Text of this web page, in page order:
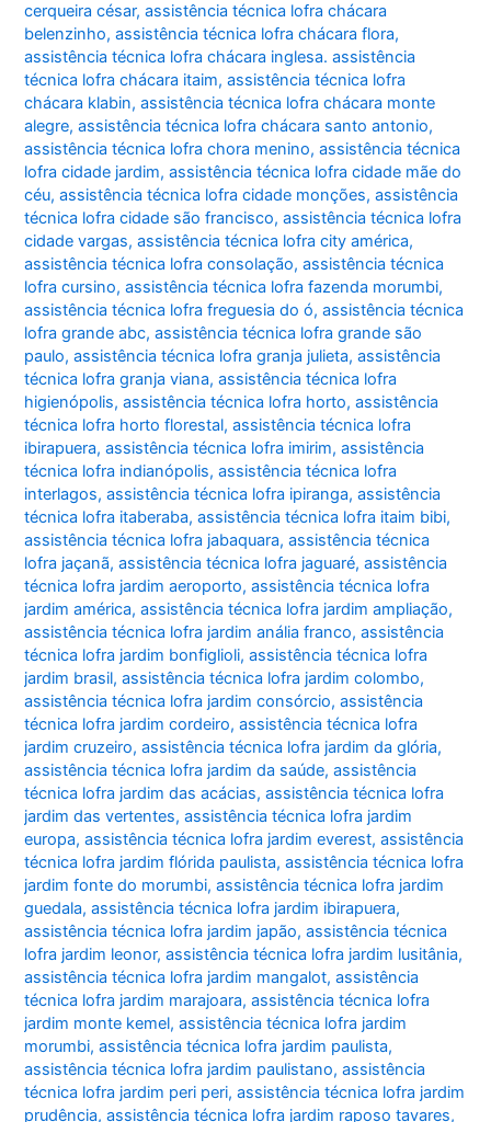
cerqueira césar,assistência técnica lofra chácara
belenzinho,assistência técnica lofra chácara flora,
assistência técnica lofra chácara inglesa. assistência
técnica lofra chácara itaim,assistência técnica lofra
chácara klabin,assistência técnica lofra chácara monte
alegre,assistência técnica lofra chácara santo antonio,
assistência técnica lofra chora menino,assistência técnica
lofra cidade jardim,assistência técnica lofra cidade mãe do
céu,assistência técnica lofra cidade monções,assistência
técnica lofra cidade são francisco,assistência técnica lofra
cidade vargas,assistência técnica lofra city américa,
assistência técnica lofra consolação,assistência técnica
lofra cursino,assistência técnica lofra fazenda morumbi,
assistência técnica lofra freguesia do ó,assistência técnica
lofra grande abc,assistência técnica lofra grande são
paulo,assistência técnica lofra granja julieta,assistência
técnica lofra granja viana,assistência técnica lofra
higienópolis,assistência técnica lofra horto,assistência
técnica lofra horto florestal,assistência técnica lofra
ibirapuera,assistência técnica lofra imirim,assistência
técnica lofra indianópolis,assistência técnica lofra
interlagos,assistência técnica lofra ipiranga,assistência
técnica lofra itaberaba,assistência técnica lofra itaim bibi,
assistência técnica lofra jabaquara,assistência técnica
lofra jaçanã,assistência técnica lofra jaguaré,assistência
técnica lofra jardim aeroporto,assistência técnica lofra
jardim américa,assistência técnica lofra jardim ampliação,
assistência técnica lofra jardim anália franco,assistência
técnica lofra jardim bonfiglioli,assistência técnica lofra
jardim brasil,assistência técnica lofra jardim colombo,
assistência técnica lofra jardim consórcio,assistência
técnica lofra jardim cordeiro,assistência técnica lofra
jardim cruzeiro,assistência técnica lofra jardim da glória,
assistência técnica lofra jardim da saúde,assistência
técnica lofra jardim das acácias,assistência técnica lofra
jardim das vertentes,assistência técnica lofra jardim
europa,assistência técnica lofra jardim everest,assistência
técnica lofra jardim flórida paulista,assistência técnica lofra
jardim fonte do morumbi,assistência técnica lofra jardim
guedala,assistência técnica lofra jardim ibirapuera,
assistência técnica lofra jardim japão,assistência técnica
lofra jardim leonor,assistência técnica lofra jardim lusitânia,
assistência técnica lofra jardim mangalot,assistência
técnica lofra jardim marajoara,assistência técnica lofra
jardim monte kemel,assistência técnica lofra jardim
morumbi,assistência técnica lofra jardim paulista,
assistência técnica lofra jardim paulistano,assistência
técnica lofra jardim peri peri,assistência técnica lofra jardim
prudência,assistência técnica lofra jardim raposo tavares,